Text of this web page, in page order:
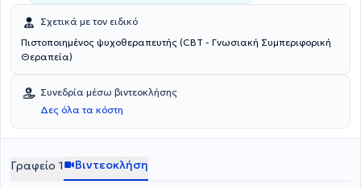
Σχετικά με τον ειδικό
Πιστοποιημένος ψυχοθεραπευτής (CBT - Γνωσιακή Συμπεριφορική
Θεραπεία)
Συνεδρία μέσω βιντεοκλήσης
Δες όλα τα κόστη
Γραφείο 1 Βιντεοκλήση